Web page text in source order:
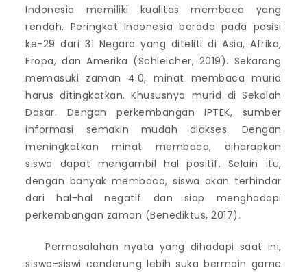
Indonesia memiliki kualitas membaca yang
rendah. Peringkat Indonesia berada pada posisi
ke-29 dari 31 Negara yang diteliti di Asia, Afrika,
Eropa, dan Amerika (Schleicher, 2019). Sekarang
memasuki zaman 4.0, minat membaca murid
harus ditingkatkan. Khususnya murid di Sekolah
Dasar. Dengan perkembangan IPTEK, sumber
informasi semakin mudah diakses. Dengan
meningkatkan minat membaca, diharapkan
siswa dapat mengambil hal positif. Selain itu,
dengan banyak membaca, siswa akan terhindar
dari hal-hal negatif dan siap menghadapi
perkembangan zaman (Benediktus, 2017).
Permasalahan nyata yang dihadapi saat ini,
siswa-siswi cenderung lebih suka bermain game